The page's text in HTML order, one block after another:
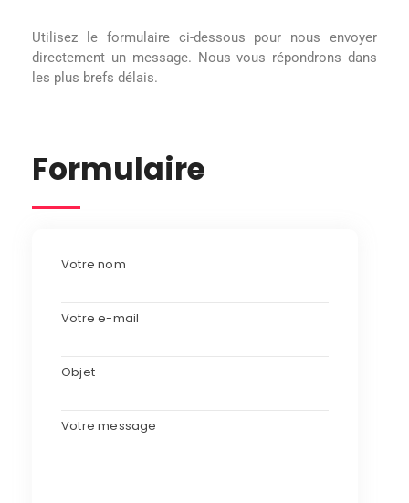
Utilisez le formulaire ci-dessous pour nous envoyer
directement un message. Nous vous répondrons dans
les plus brefs délais.
Formulaire
Votre nom
Votre e-mail
Objet
Votre message